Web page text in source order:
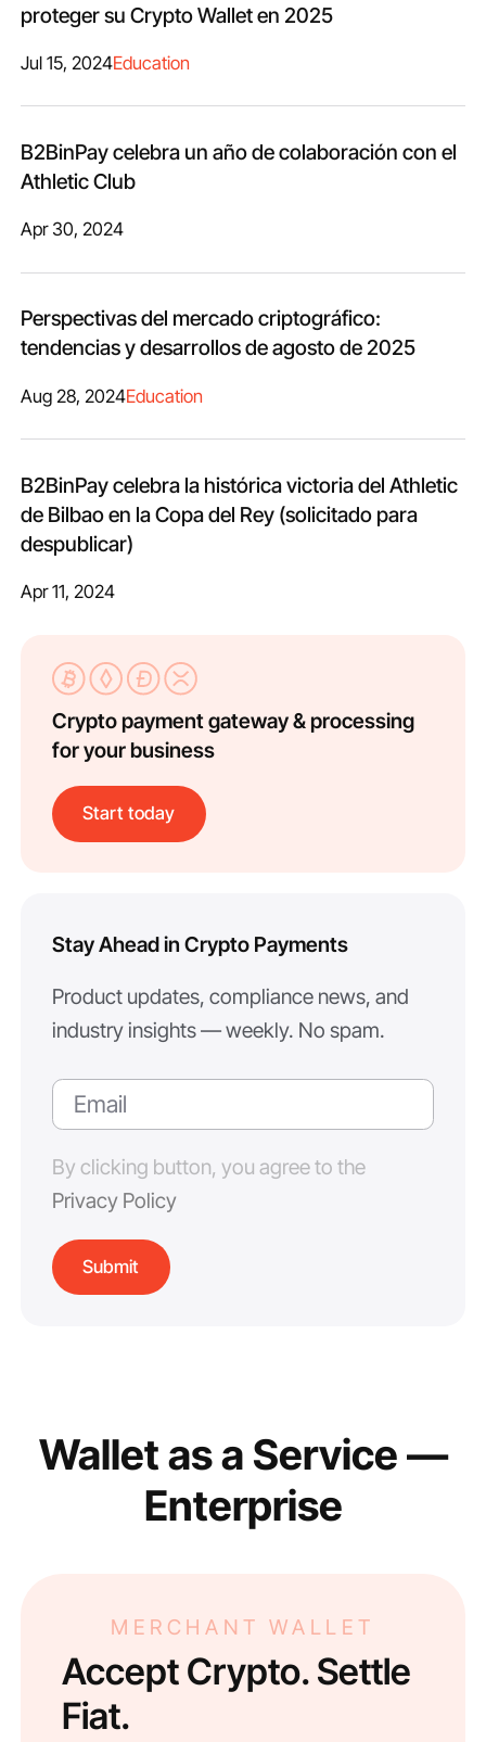
proteger su Crypto Wallet en 2025
Jul 15, 2024Education
B2BinPay celebra un año de colaboración con el
Athletic Club
Apr 30, 2024
Perspectivas del mercado criptográfico:
tendencias y desarrollos de agosto de 2025
Aug 28, 2024Education
B2BinPay celebra la histórica victoria del Athletic
de Bilbao en la Copa del Rey (solicitado para
despublicar)
Apr 11, 2024
Crypto payment gateway & processing
for your business
Start today
Stay Ahead in Crypto Payments
Product updates, compliance news, and
industry insights — weekly. No spam.
By clicking button, you agree to the
Privacy Policy
Wallet as a Service —
Enterprise
MERCHANT WALLET
Accept Crypto. Settle
Fiat.